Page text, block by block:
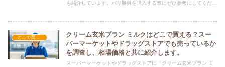
も紹介しています。バリ勝男を購入する際にぜひ参考にしてくださ
クリーム玄米ブラン ミルクはどこで買える？スー
パーマーケットやドラッグストアでも売っているか
を調査し、相場価格と共に紹介します。
スーパーマーケットやドラッグストアに「クリーム玄米ブラン ミ